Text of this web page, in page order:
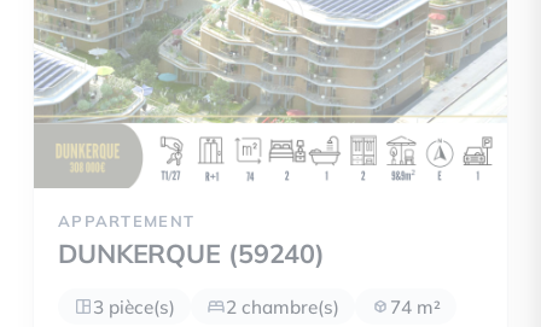
APPARTEMENT
DUNKERQUE (59240)
3 pièce(s) 2 chambre(s) 74 m²